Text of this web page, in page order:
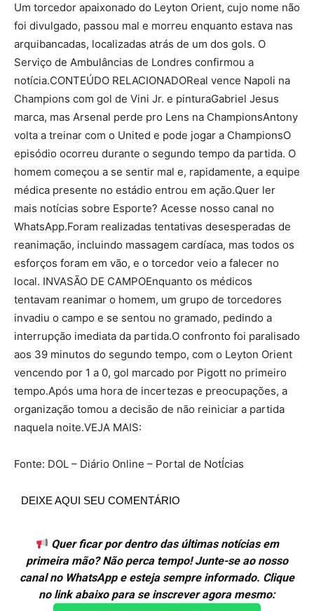
Um torcedor apaixonado do Leyton Orient, cujo nome não
foi divulgado, passou mal e morreu enquanto estava nas
arquibancadas, localizadas atrás de um dos gols. O
Serviço de Ambulâncias de Londres confirmou a
notícia.CONTEÚDO RELACIONADOReal vence Napoli na
Champions com gol de Vini Jr. e pinturaGabriel Jesus
marca, mas Arsenal perde pro Lens na ChampionsAntony
volta a treinar com o United e pode jogar a ChampionsO
episódio ocorreu durante o segundo tempo da partida. O
homem começou a se sentir mal e, rapidamente, a equipe
médica presente no estádio entrou em ação.Quer ler
mais notícias sobre Esporte? Acesse nosso canal no
WhatsApp.Foram realizadas tentativas desesperadas de
reanimação, incluindo massagem cardíaca, mas todos os
esforços foram em vão, e o torcedor veio a falecer no
local. INVASÃO DE CAMPOEnquanto os médicos
tentavam reanimar o homem, um grupo de torcedores
invadiu o campo e se sentou no gramado, pedindo a
interrupção imediata da partida.O confronto foi paralisado
aos 39 minutos do segundo tempo, com o Leyton Orient
vencendo por 1 a 0, gol marcado por Pigott no primeiro
tempo.Após uma hora de incertezas e preocupações, a
organização tomou a decisão de não reiniciar a partida
naquela noite.VEJA MAIS:
Fonte: DOL – Diário Online – Portal de NotÍcias
DEIXE AQUI SEU COMENTÁRIO
Quer ficar por dentro das últimas notícias em
primeira mão? Não perca tempo! Junte-se ao nosso
canal no WhatsApp e esteja sempre informado. Clique
no link abaixo para se inscrever agora mesmo: